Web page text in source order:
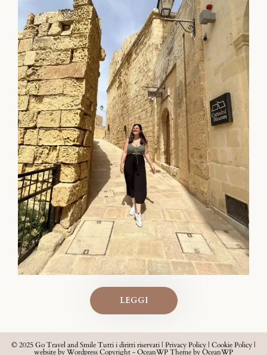
LEGGI
© 2025 Go Travel and Smile Tutti i diritti riservati | Privacy Policy| Cookie Policy|
website by Wordpress Copyright - OceanWP Theme by OceanWP